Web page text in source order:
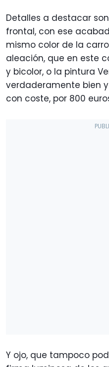
Detalles a destacar
frontal, con ese
mismo color de la
aleación, que en este
y bicolor, o la pintura
verdaderamente bien
con coste, por 800
Y ojo, que tampoco